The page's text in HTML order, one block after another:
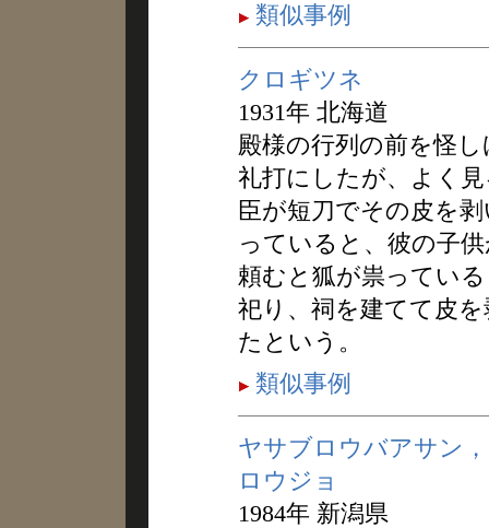
類似事例
クロギツネ
1931年 北海道
殿様の行列の前を怪
礼打にしたが、よく
臣が短刀でその皮を
っていると、彼の子
頼むと狐が祟ってい
祀り、祠を建てて皮
たという。
類似事例
ヤサブロウバアサン
ロウジョ
1984年 新潟県